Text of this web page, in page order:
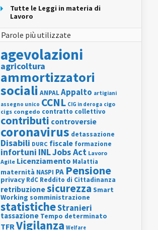
Tutte le Leggi in materia di
Lavoro
Parole più utilizzate
agevolazioni
agricoltura
ammortizzatori
sociali ANPALAppalto artigiani
assegno unico CCNL CIG in deroga cigo
cigs congedo contratto collettivo
contributi controversie
coronavirus detassazione
Disabili DURC fiscale formazione
infortuni INLJobs Act Lavoro
Agile Licenziamento Malattia
maternità NASPI PA Pensione
privacy RdC Reddito di Cittadinanza
retribuzionesicurezza Smart
Working somministrazione
statisticheStranieri
tassazione Tempo determinato
TFRVigilanza Welfare